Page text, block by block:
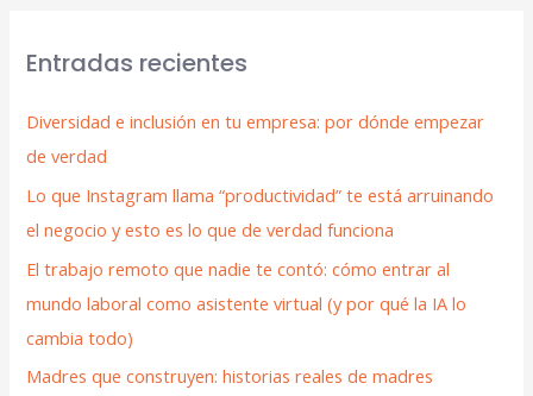
Entradas recientes
Diversidad e inclusión en tu empresa: por dónde empezar
de verdad
Lo que Instagram llama “productividad” te está arruinando
el negocio y esto es lo que de verdad funciona
El trabajo remoto que nadie te contó: cómo entrar al
mundo laboral como asistente virtual (y por qué la IA lo
cambia todo)
Madres que construyen: historias reales de madres